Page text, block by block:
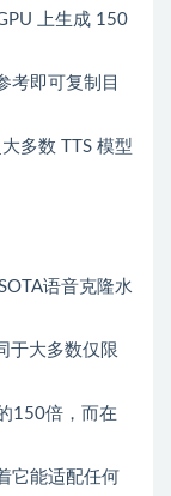
上生成 150
考即可复制目
多数 TTS 模型
语音克隆水
于大多数仅限
150倍，而在
它能适配任何